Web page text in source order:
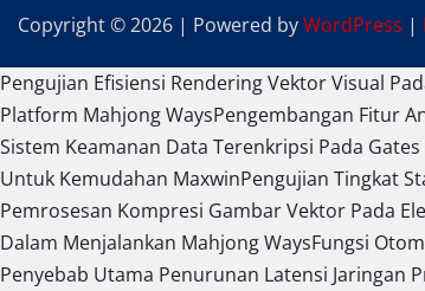
Copyright © 2026 | Powered byWordPress |
Pengujian Efisiensi Rendering Vektor Visual
Platform Mahjong WaysPengembangan Fitur
Sistem Keamanan Data Terenkripsi Pada
Untuk Kemudahan MaxwinPengujian Tingkat
Pemrosesan Kompresi Gambar Vektor Pada
Dalam Menjalankan Mahjong WaysFungsi
Penyebab Utama Penurunan Latensi Jaringan